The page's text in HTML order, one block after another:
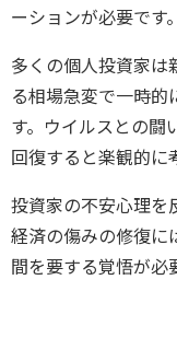
ーションが必要です。
多くの個人投資家は
る相場急変で一時的
す。ウイルスとの闘
回復すると楽観的に
投資家の不安心理を
経済の傷みの修復に
間を要する覚悟が必